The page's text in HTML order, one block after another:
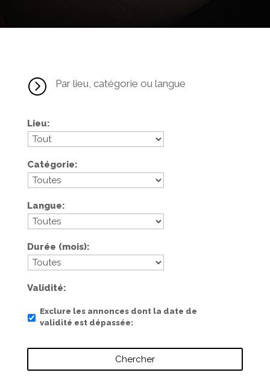
= Par lieu, catégorie ou langue
Lieu
Catégorie
Langue
Durée (mois)
Validité
Exclure les annonces dont la date de
validité est dépassée